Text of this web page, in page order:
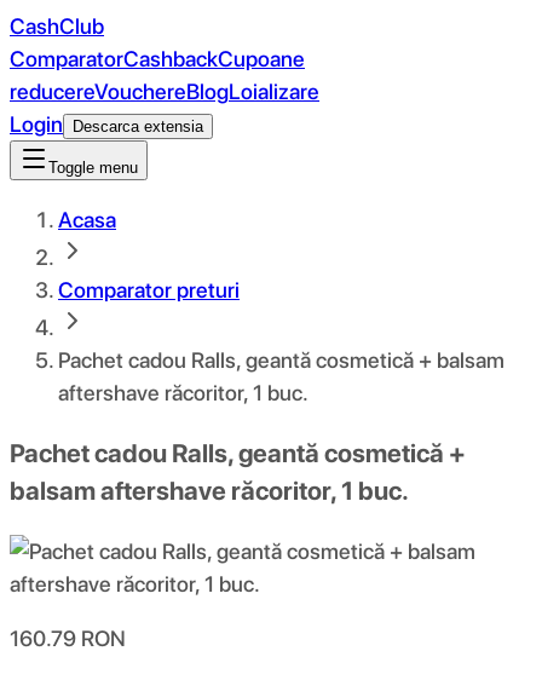
CashClub
ComparatorCashbackCupoane
reducereVouchereBlogLoializare
Login
Descarca extensia
Toggle menu
Acasa
Comparator preturi
Pachet cadou Ralls, geantă cosmetică + balsam
aftershave răcoritor, 1 buc.
Pachet cadou Ralls, geantă cosmetică +
balsam aftershave răcoritor, 1 buc.
160.79 RON